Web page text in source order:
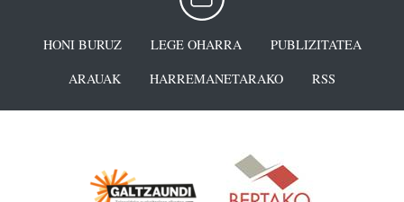
HONI BURUZ LEGE OHARRA
PUBLIZITATEA
ARAUAK
HARREMANETARAKO RSS